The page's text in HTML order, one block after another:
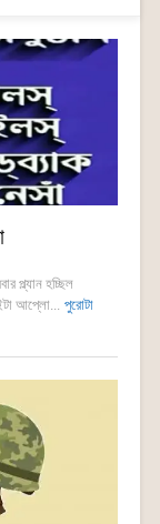
প্ল্যান হচ্ছিল
আপ্লো... পুরোটা